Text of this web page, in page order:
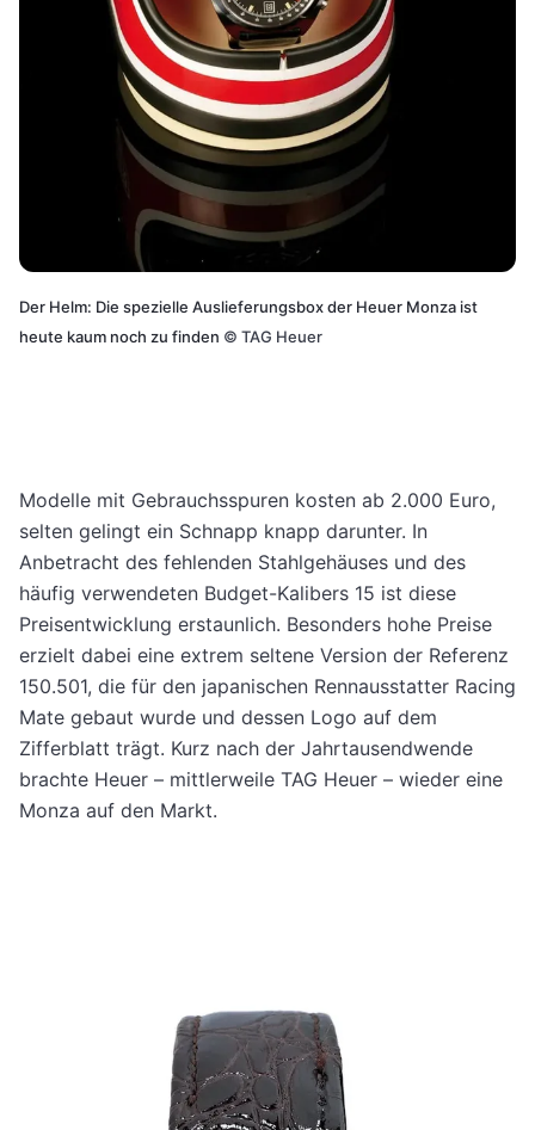
Der Helm: Die spezielle Auslieferungsbox der Heuer Monza ist
heute kaum noch zu finden © TAG Heuer
Modelle mit Gebrauchsspuren kosten ab 2.000 Euro,
selten gelingt ein Schnapp knapp darunter. In
Anbetracht des fehlenden Stahlgehäuses und des
häufig verwendeten Budget-Kalibers 15 ist diese
Preisentwicklung erstaunlich. Besonders hohe Preise
erzielt dabei eine extrem seltene Version der Referenz
150.501, die für den japanischen Rennausstatter Racing
Mate gebaut wurde und dessen Logo auf dem
Zifferblatt trägt. Kurz nach der Jahrtausendwende
brachte Heuer – mittlerweile TAG Heuer – wieder eine
Monza auf den Markt.